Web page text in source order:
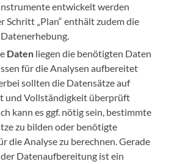
entwickelt werden
Schritt „Plan“ enthält zudem die
Daten liegen die benötigten Daten
für die Analysen aufbereitet
sollten die Datensätze auf
und Vollständigkeit überprüft
kann es ggf. nötig sein, bestimmte
zu bilden oder benötigte
die Analyse zu berechnen. Gerade
Datenaufbereitung ist ein